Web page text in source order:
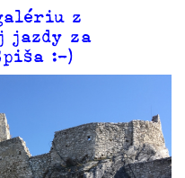
z
jazdy za
:-)